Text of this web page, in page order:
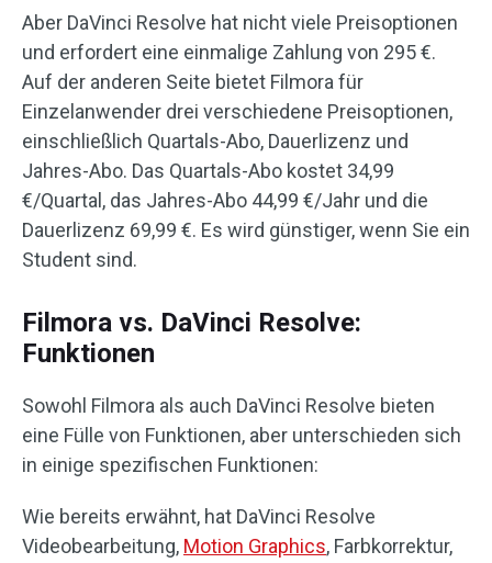
Aber DaVinci Resolve hat nicht viele Preisoptionen
und erfordert eine einmalige Zahlung von 295 €.
Auf der anderen Seite bietet Filmora für
Einzelanwender drei verschiedene Preisoptionen,
einschließlich Quartals-Abo, Dauerlizenz und
Jahres-Abo. Das Quartals-Abo kostet 34,99
€/Quartal, das Jahres-Abo 44,99 €/Jahr und die
Dauerlizenz 69,99 €. Es wird günstiger, wenn Sie ein
Student sind.
Filmora vs. DaVinci Resolve:
Funktionen
Sowohl Filmora als auch DaVinci Resolve bieten
eine Fülle von Funktionen, aber unterschieden sich
in einige spezifischen Funktionen:
Wie bereits erwähnt, hat DaVinci Resolve
Videobearbeitung, Motion Graphics, Farbkorrektur,